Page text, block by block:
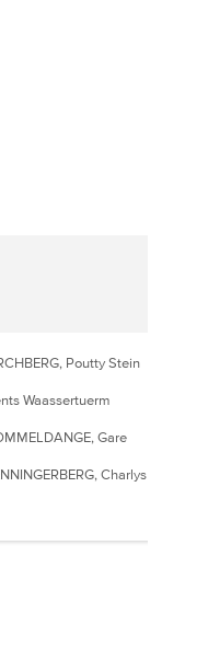
Poutty Stein
Waassertuerm
Gare
Charlys Statioun